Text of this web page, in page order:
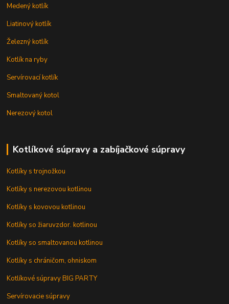
Medený kotlík
Liatinový kotlík
Železný kotlík
Kotlík na ryby
Servírovací kotlík
Smaltovaný kotol
Nerezový kotol
Kotlíkové súpravy a zabíjačkové súpravy
Kotlíky s trojnožkou
Kotlíky s nerezovou kotlinou
Kotlíky s kovovou kotlinou
Kotlíky so žiaruvzdor. kotlinou
Kotlíky so smaltovanou kotlinou
Kotlíky s chráničom, ohniskom
Kotlíkové súpravy BIG PARTY
Servírovacie súpravy